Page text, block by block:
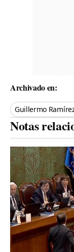
Archivado en:
Guillermo
Notas